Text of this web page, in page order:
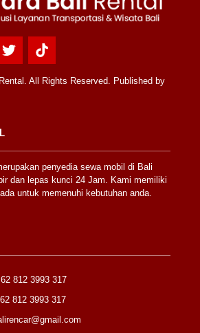
Icon
Icon
label
All Rights Reserved. Published by
penyedia sewa mobil di Bali
dan lepas kunci 24 Jam. Kami memiliki
untuk memenuhi kebutuhan anda.
812 3993 317
812 3993 317